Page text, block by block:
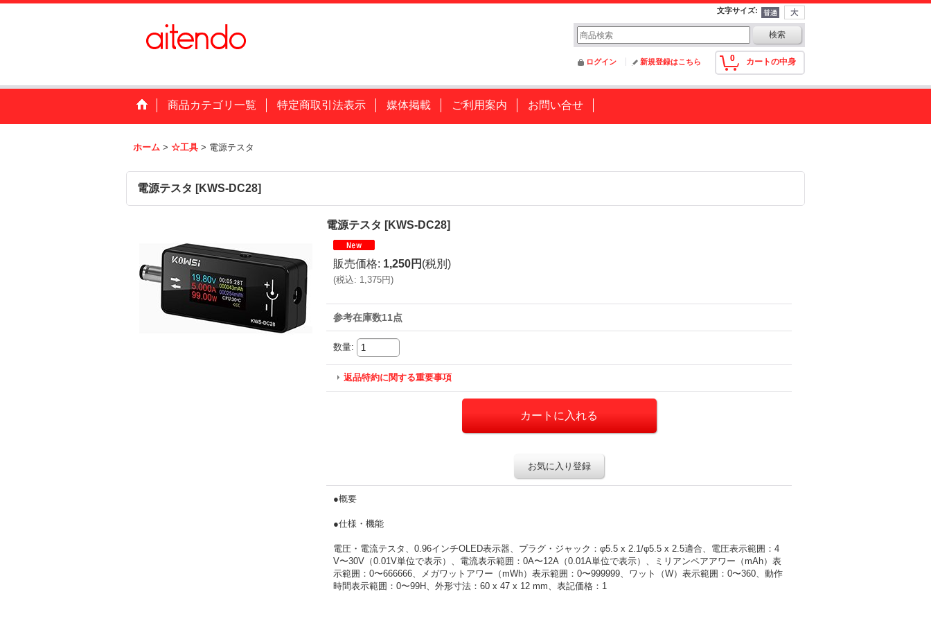
文字サイズ:
0 カートの中身
ログイン 新規登録はこちら
商品カテゴリ一覧 特定商取引法表示 媒体掲載 ご利用案内 お問い合せ
ホーム > ☆工具 > 電源テスタ
電源テスタ [KWS-DC28]
電源テスタ [KWS-DC28]
販売価格: 1,250円 (税別)
(税込: 1,375円)
参考在庫数11点
数量:
返品特約に関する重要事項
お気に入り登録
●概要
●仕様・機能
電圧・電流テスタ、0.96インチOLED表示器、プラグ・ジャック：φ5.5 x 2.1/φ5.5 x 2.5適合、電圧表示範囲：4
V〜30V（0.01V単位で表示）、電流表示範囲：0A〜12A（0.01A単位で表示）、ミリアンペアアワー（mAh）表
示範囲：0〜666666、メガワットアワー（mWh）表示範囲：0〜999999、ワット（W）表示範囲：0〜360、動作
時間表示範囲：0〜99H、外形寸法：60 x 47 x 12 mm、表記価格：1